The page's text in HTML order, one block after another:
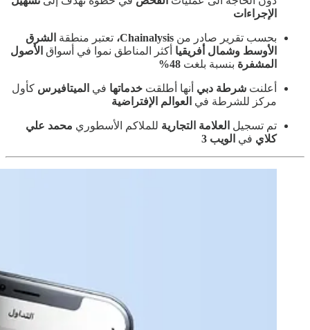
الإجراءات
بحسب تقرير صادر من Chainalysis، تعتبر منطقة الشرق
الأوسط وشمال أفريقيا أكثر المناطق نموا في أسواق الأصول
المشفرة بنسبة بلغت 48%
أعلنت شرطة دبي أنها أطلقت خدماتها في الميتافيرس كأول
مركز للشرطة في العوالم الإفتراضية
تم تسجيل العلامة التجارية للملاكم الأسطوري محمد علي
كلاي في الويب 3